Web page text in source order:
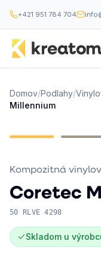
+421 951 784 704
Domov/Podlahy/
Millennium
Kompozitná
Coretec
50 RLVE 4298
Skladom u